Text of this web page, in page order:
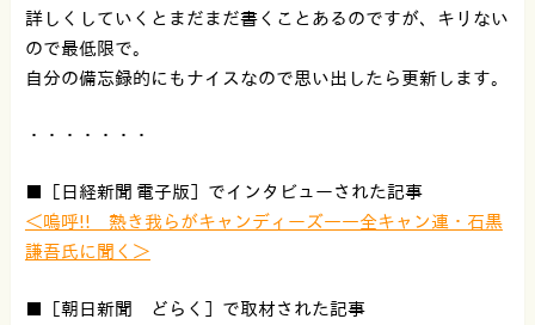
詳しくしていくとまだまだ書くことあるのですが、キリない
ので最低限で。
自分の備忘録的にもナイスなので思い出したら更新します。
・・・・・・・
■［日経新聞 電子版］でインタビューされた記事
＜嗚呼!! 熱き我らがキャンディーズ――全キャン連・石黒
謙吾氏に聞く＞
■［朝日新聞 どらく］で取材された記事